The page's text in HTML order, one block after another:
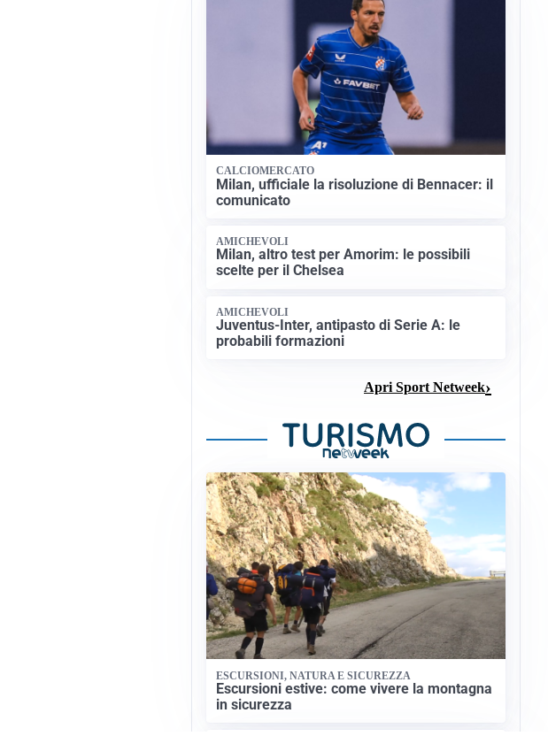
CALCIOMERCATO
Milan, ufficiale la risoluzione di Bennacer: il
comunicato
AMICHEVOLI
Milan, altro test per Amorim: le possibili
scelte per il Chelsea
AMICHEVOLI
Juventus-Inter, antipasto di Serie A: le
probabili formazioni
Apri Sport Netweek
ESCURSIONI, NATURA E SICUREZZA
Escursioni estive: come vivere la montagna
in sicurezza